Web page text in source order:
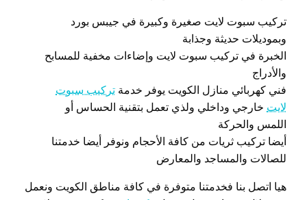
تركيب سبوت لايت صغيرة وكبيرة في جيبس بورد
وبموديلات حديثة وجذابة
الخبرة في تركيب سبوت لايت وإضاءات مخفية للمسابح
والأدراج
فني كهربائي منازل الكويت يوفر خدمة تركيب سبوت
لايت خارجي وداخلي ولذي تعمل بتقنية الحساس أو
اللمس والحركة
أيضا تركيب ثريات من كافة الأحجام ونوفر أيضا خدمتنا
للصالات والمساجد والمعارض
هيا اتصل بنا فخدمتنا متوفرة في كافة مناطق الكويت ونعمل